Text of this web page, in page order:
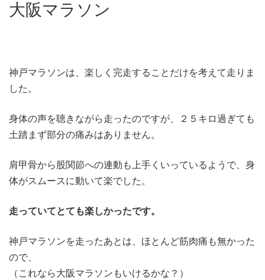
大阪マラソン
神戸マラソンは、楽しく完走することだけを考えて走りま
した。
身体の声を聴きながら走ったのですが、２５キロ過ぎても
土踏まず部分の痛みはありません。
肩甲骨から股関節への連動も上手くいっているようで、身
体がスムースに動いて楽でした。
走っていてとても楽しかったです。
神戸マラソンを走ったあとは、ほとんど筋肉痛も無かった
ので、
（これなら大阪マラソンもいけるかな？）